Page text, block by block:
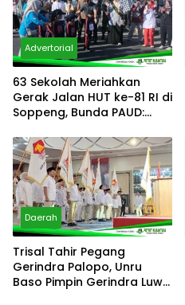
Advertorial
63 Sekolah Meriahkan
Gerak Jalan HUT ke-81 RI di
Soppeng, Bunda PAUD:
Juara”
Daerah
Trisal Tahir Pegang
Gerindra Palopo, Unru
Baso Pimpin Gerindra Luwu